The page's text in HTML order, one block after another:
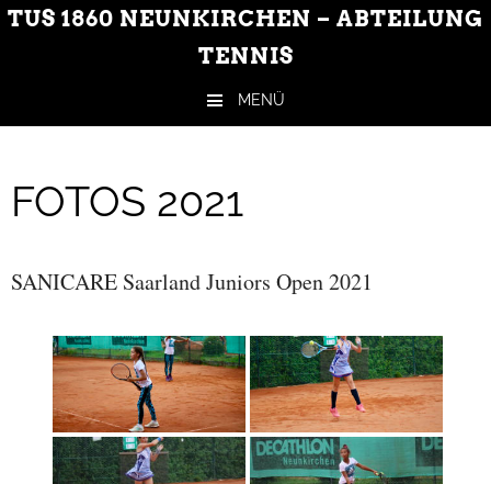
TUS 1860 NEUNKIRCHEN – ABTEILUNG
TENNIS
MENÜ
FOTOS 2021
SANICARE Saarland Juniors Open 2021